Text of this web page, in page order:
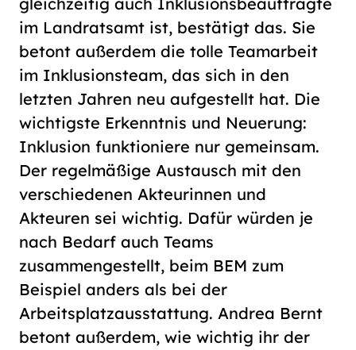
im Landratsamt ist, bestätigt das. Sie
betont außerdem die tolle Teamarbeit
im Inklusionsteam, das sich in den
letzten Jahren neu aufgestellt hat. Die
wichtigste Erkenntnis und Neuerung:
Inklusion funktioniere nur gemeinsam.
Der regelmäßige Austausch mit den
verschiedenen Akteurinnen und
Akteuren sei wichtig. Dafür würden je
nach Bedarf auch Teams
zusammengestellt, beim BEM zum
Beispiel anders als bei der
Arbeitsplatzausstattung. Andrea Bernt
betont außerdem, wie wichtig ihr der